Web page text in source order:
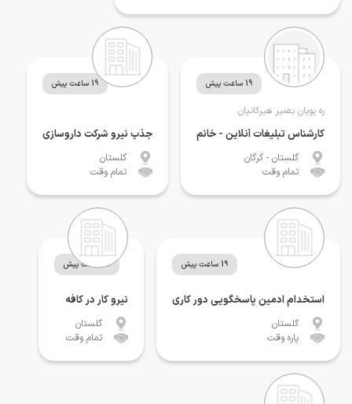
19 ساعت پیش
ره پویان بصیر هیرکانیان
کارشناس تبلیغات آنلاین - خانم
گلستان - گرگان
تمام وقت
19 ساعت پیش
جذب نیرو شرکت داروسازی
گلستان
تمام وقت
19 ساعت پیش
استخدام ادمین پاسخگویی دور کاری
گلستان
پاره وقت
19 ساعت پیش
نیرو کار در کافه
گلستان
تمام وقت